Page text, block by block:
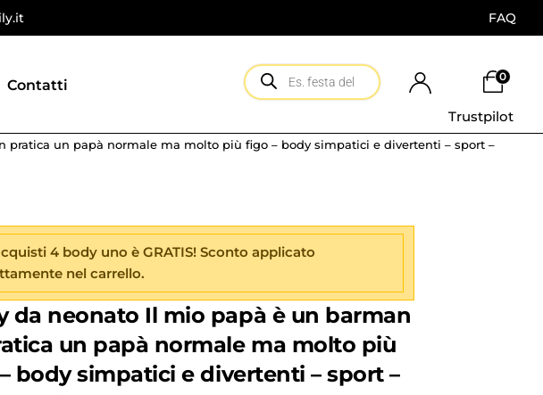
FAQ
Contatti 0
Trustpilot
pratica un papà normale ma molto più figo – body simpatici e divertenti – sport –
4 body uno è GRATIS! Sconto applicato
nel carrello.
da neonato Il mio papà è un barman
un papà normale ma molto più
body simpatici e divertenti – sport –